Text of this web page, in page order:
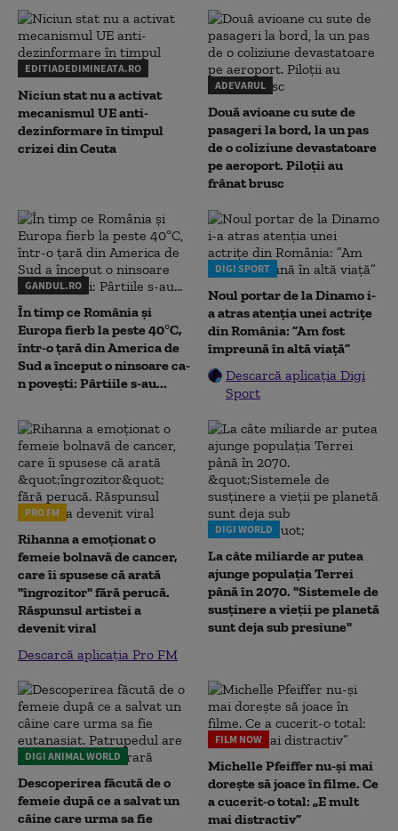
EDITIADEDIMINEATA.RO
Niciun stat nu a activat
mecanismul UE anti-
dezinformare în timpul
crizei din Ceuta
ADEVARUL
Două avioane cu sute de
pasageri la bord, la un pas
de o coliziune devastatoare
pe aeroport. Piloții au
frânat brusc
GANDUL.RO
În timp ce România și
Europa fierb la peste 40°C,
într-o țară din America de
Sud a început o ninsoare ca-
n povești: Pârtiile s-au...
DIGI SPORT
Noul portar de la Dinamo i-
a atras atenția unei actrițe
din România: ”Am fost
împreună în altă viață”
Descarcă aplicația Digi
Sport
PRO FM
Rihanna a emoționat o
femeie bolnavă de cancer,
care îi spusese că arată
"îngrozitor" fără perucă.
Răspunsul artistei a
devenit viral
Descarcă aplicația Pro FM
DIGI WORLD
La câte miliarde ar putea
ajunge populația Terrei
până în 2070. "Sistemele de
susținere a vieții pe planetă
sunt deja sub presiune"
DIGI ANIMAL WORLD
Descoperirea făcută de o
femeie după ce a salvat un
câine care urma sa fie
FILM NOW
Michelle Pfeiffer nu-și mai
dorește să joace în filme. Ce
a cucerit-o total: „E mult
mai distractiv”